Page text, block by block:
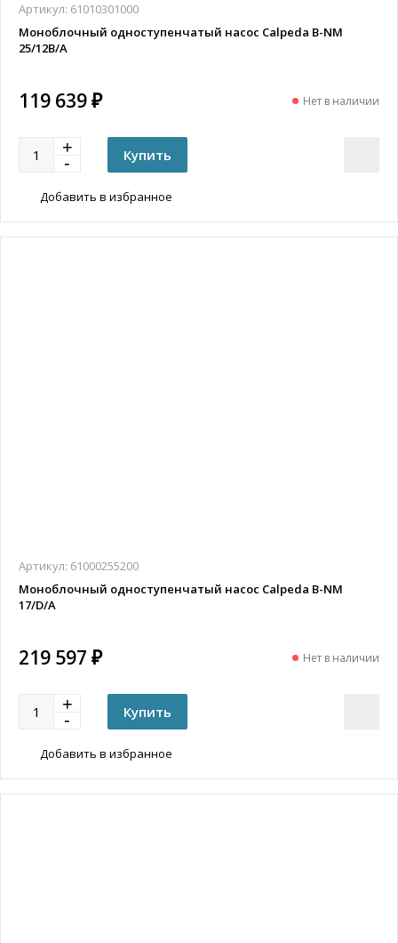
Артикул: 61010301000
Моноблочный одноступенчатый насос Calpeda B-NM
25/12B/A
119 639 ₽ Нет в наличии
Добавить в избранное
Артикул: 61000255200
Моноблочный одноступенчатый насос Calpeda B-NM
17/D/A
219 597 ₽ Нет в наличии
Добавить в избранное